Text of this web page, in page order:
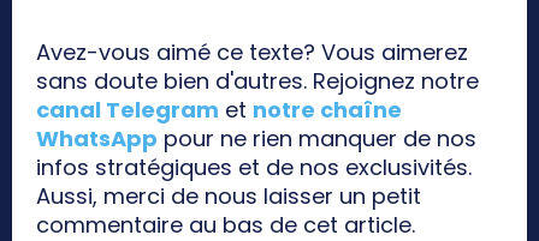
Avez-vous aimé ce texte? Vous aimerez
sans doute bien d'autres. Rejoignez notre
canal Telegram et notre chaîne
WhatsApp pour ne rien manquer de nos
infos stratégiques et de nos exclusivités.
Aussi, merci de nous laisser un petit
commentaire au bas de cet article.